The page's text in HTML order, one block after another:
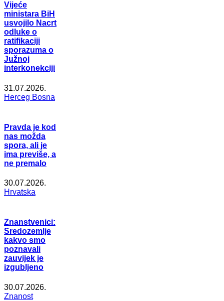
Vijeće
ministara BiH
usvojilo Nacrt
odluke o
ratifikaciji
sporazuma o
Južnoj
interkonekciji
31.07.2026.
Herceg Bosna
Pravda je kod
nas možda
spora, ali je
ima previše, a
ne premalo
30.07.2026.
Hrvatska
Znanstvenici:
Sredozemlje
kakvo smo
poznavali
zauvijek je
izgubljeno
30.07.2026.
Znanost